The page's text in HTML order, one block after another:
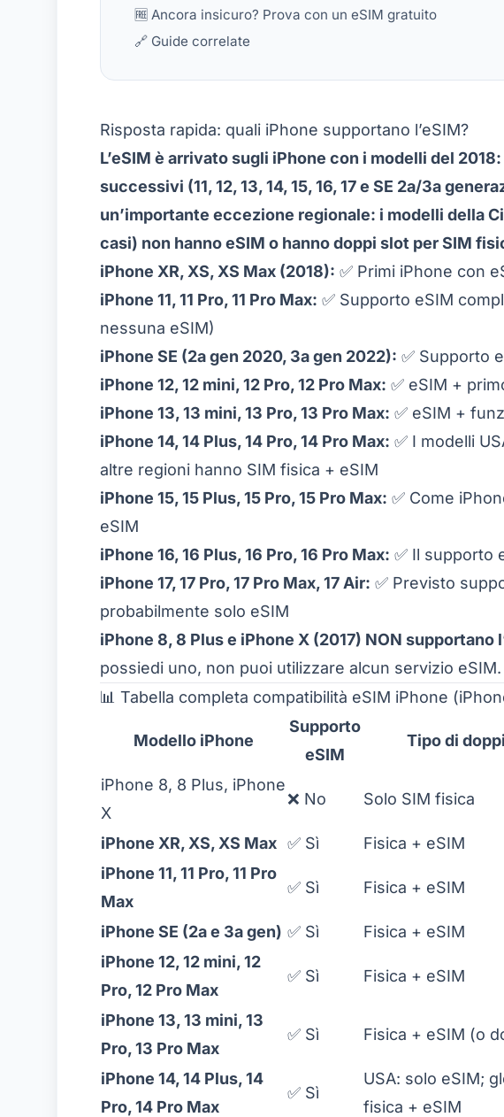
🆓 Ancora insicuro? Prova con un eSIM gratuito
🔗 Guide correlate
Risposta rapida: quali iPhone supportano l’eSIM?
L’eSIM è arrivato sugli iPhone con i modelli del
successivi (11, 12, 13, 14, 15, 16, 17 e SE 2a/3a
un’importante eccezione regionale: i modelli della
casi) non hanno eSIM o hanno doppi slot per SIM
iPhone XR, XS, XS Max (2018): ✅ Primi iPhone con
iPhone 11, 11 Pro, 11 Pro Max: ✅ Supporto eSIM
nessuna eSIM)
iPhone SE (2a gen 2020, 3a gen 2022): ✅ Supporto
iPhone 12, 12 mini, 12 Pro, 12 Pro Max: ✅ eSIM +
iPhone 13, 13 mini, 13 Pro, 13 Pro Max: ✅ eSIM +
iPhone 14, 14 Plus, 14 Pro, 14 Pro Max: ✅ I modelli
altre regioni hanno SIM fisica + eSIM
iPhone 15, 15 Plus, 15 Pro, 15 Pro Max: ✅ Come
eSIM
iPhone 16, 16 Plus, 16 Pro, 16 Pro Max: ✅ Il supporto
iPhone 17, 17 Pro, 17 Pro Max, 17 Air: ✅ Previsto
probabilmente solo eSIM
iPhone 8, 8 Plus e iPhone X (2017) NON supportano
possiedi uno, non puoi utilizzare alcun servizio eSIM.
📊 Tabella completa compatibilità eSIM iPhone
Modello iPhone
Supporto
eSIM
Tipo di
iPhone 8, 8 Plus, iPhone
X
❌ No Solo SIM fisica
iPhone XR, XS, XS Max ✅ Sì Fisica + eSIM
iPhone 11, 11 Pro, 11 Pro
Max
✅ Sì Fisica + eSIM
iPhone SE (2a e 3a gen) ✅ Sì Fisica + eSIM
iPhone 12, 12 mini, 12
Pro, 12 Pro Max
✅ Sì Fisica + eSIM
iPhone 13, 13 mini, 13
Pro, 13 Pro Max
✅ Sì Fisica + eSIM (o
iPhone 14, 14 Plus, 14
Pro, 14 Pro Max
✅ Sì
USA: solo eSIM;
fisica + eSIM